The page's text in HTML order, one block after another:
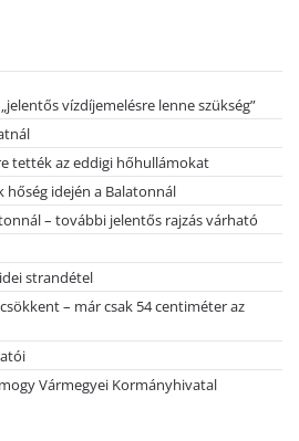
vízdíjemelésre lenne szükség”
tették az eddigi hőhullámokat
hőség idején a Balatonnál
– további jelentős rajzás várható
strandétel
– már csak 54 centiméter az
Vármegyei Kormányhivatal